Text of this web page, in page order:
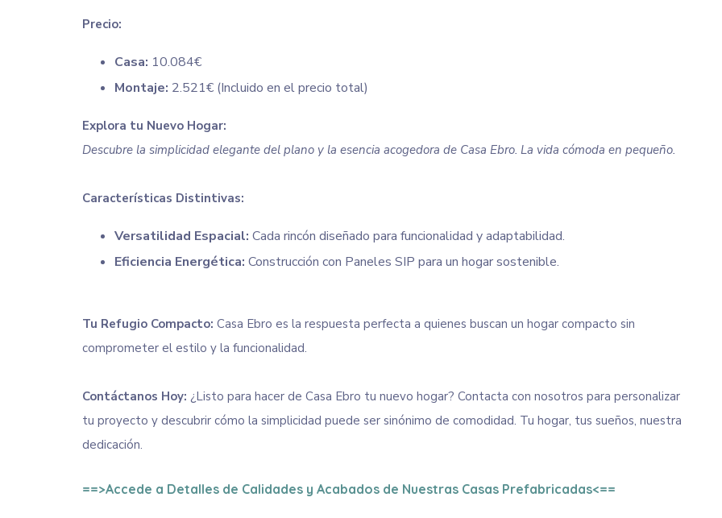
Precio:
Casa: 10.084€
Montaje: 2.521€ (Incluido en el precio total)
Explora tu Nuevo Hogar:
Descubre la simplicidad elegante del plano y la esencia acogedora de Casa Ebro. La vida cómoda en pequeño.
Características Distintivas:
Versatilidad Espacial: Cada rincón diseñado para funcionalidad y adaptabilidad.
Eficiencia Energética: Construcción con Paneles SIP para un hogar sostenible.
Tu Refugio Compacto: Casa Ebro es la respuesta perfecta a quienes buscan un hogar compacto sin
comprometer el estilo y la funcionalidad.
Contáctanos Hoy: ¿Listo para hacer de Casa Ebro tu nuevo hogar? Contacta con nosotros para personalizar
tu proyecto y descubrir cómo la simplicidad puede ser sinónimo de comodidad. Tu hogar, tus sueños, nuestra
dedicación.
==>Accede a Detalles de Calidades y Acabados de Nuestras Casas Prefabricadas<==